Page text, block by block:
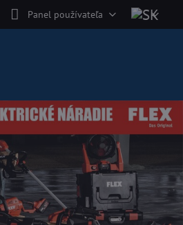
Panel používateľa